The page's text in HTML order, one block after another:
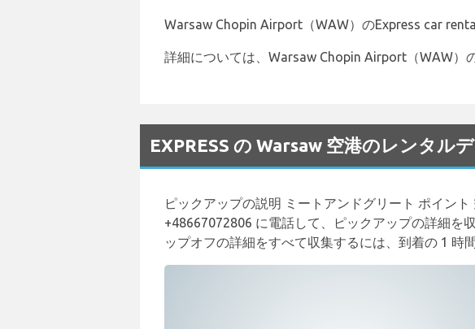
Warsaw Chopin Airport（WAW）のExpress car
詳細については、Warsaw Chopin Airport（WAW）
EXPRESS の Warsaw 空港のレンタル
ピックアップの説明 ミートアンドグリート ポイン
+48667072806 に電話して、ピックアップの詳細を
ップオフの詳細をすべて収集するには、到着の 1 時